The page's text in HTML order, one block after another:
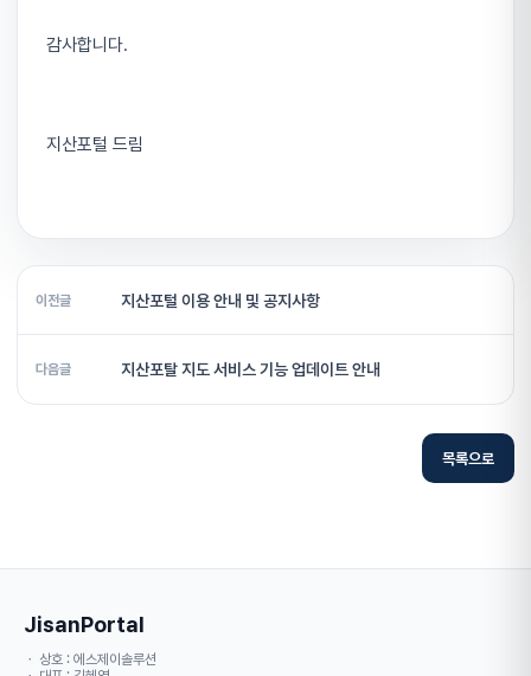
감사합니다.
지산포털 드림
이전글 지산포털 이용 안내 및 공지사항
다음글 지산포탈 지도 서비스 기능 업데이트 안내
목록으로
JisanPortal
ㆍ 상호 : 에스제이솔루션